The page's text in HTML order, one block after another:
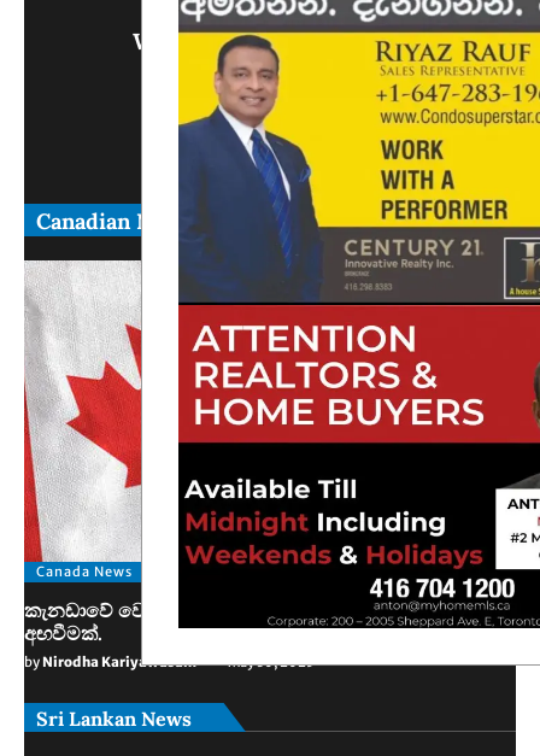
Write Us What You Think
Canadian News
Canada News
කැනඩාවේ වෙසෙන තම පුරවැසියන්ට ඊශ්‍රායලයෙන් අනතුරු
අඟවීමක්.
by Nirodha Kariyawasam May 30, 2025
Sri Lankan News